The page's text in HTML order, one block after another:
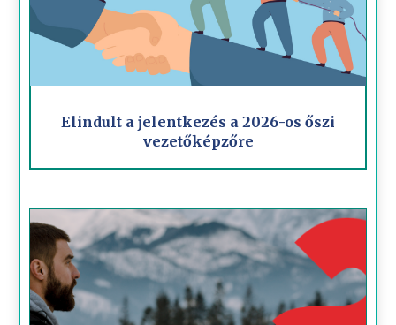
Elindult a jelentkezés a 2026-os őszi
vezetőképzőre